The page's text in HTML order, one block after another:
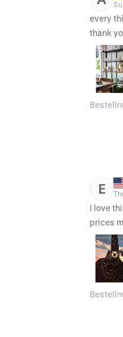
every
E
I love
prices